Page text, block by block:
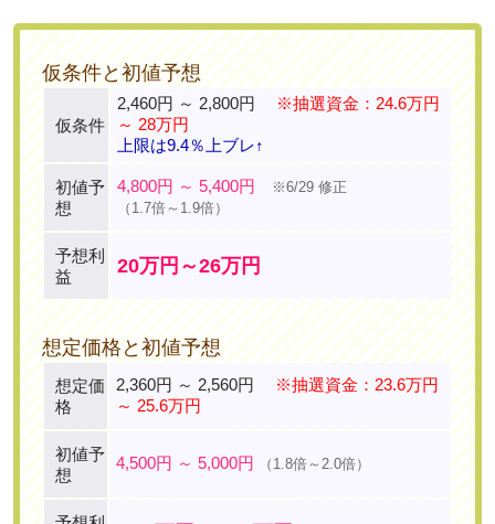
仮条件と初値予想
仮条件
2,460円 ～ 2,800円
※抽選資金：24.6万円
～ 28万円
上限は9.4％上ブレ↑
初値予
想
4,800円 ～ 5,400円
※6/29 修正
（1.7倍～1.9倍）
予想利
益
20万円～26万円
想定価格と初値予想
想定価
格
2,360円 ～ 2,560円
※抽選資金：23.6万円
～ 25.6万円
初値予
想
4,500円 ～ 5,000円 （1.8倍～2.0倍）